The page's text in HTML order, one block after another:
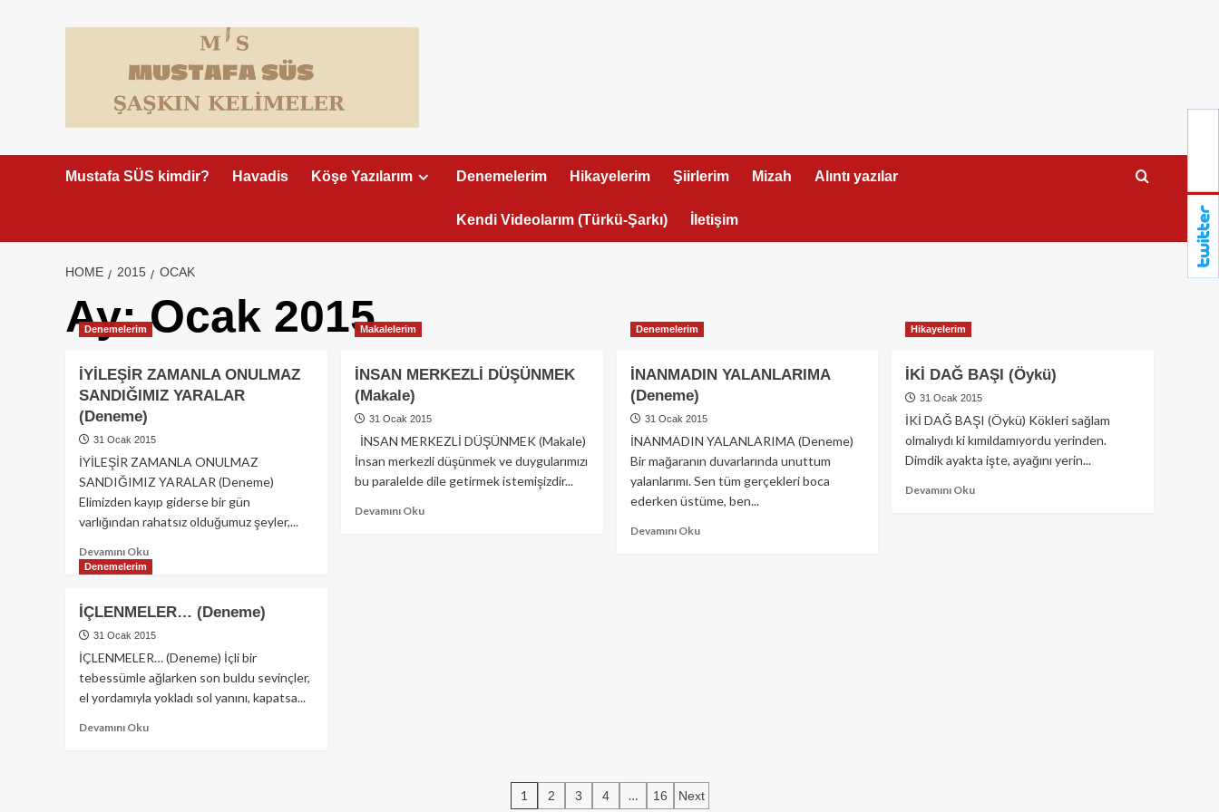
Mustafa SÜS kimdir? Havadis Köşe Yazılarım Denemelerim Hikayelerim Şiirlerim Mizah Alıntı yazılar
Kendi Videolarım (Türkü-Şarkı) İletişim
HOME 2015 OCAK
Ay:Ocak 2015
Denemelerim
İYİLEŞİR ZAMANLA ONULMAZ
SANDIĞIMIZ YARALAR
(Deneme)
31 Ocak 2015
İYİLEŞİR ZAMANLA ONULMAZ
SANDIĞIMIZ YARALAR (Deneme)
Elimizden kayıp giderse bir gün
varlığından rahatsız olduğumuz şeyler,...
Devamını OkuRead
ZAMANLA
ONULMAZ
SANDIĞIMIZ
YARALAR
(Deneme)
Makalelerim
İNSAN MERKEZLİ DÜŞÜNMEK
(Makale)
31 Ocak 2015
İNSAN MERKEZLİ DÜŞÜNMEK (Makale)
İnsan merkezli düşünmek ve duygularımızı
bu paralelde dile getirmek istemişizdir...
Devamını OkuRead
Denemelerim
İNANMADIN YALANLARIMA
(Deneme)
31 Ocak 2015
İNANMADIN YALANLARIMA (Deneme)
Bir mağaranın duvarlarında unuttum
yalanlarımı. Sen tüm gerçekleri boca
ederken üstüme, ben...
Devamını OkuRead
Hikayelerim
İKİ DAĞ BAŞI (Öykü)
31 Ocak 2015
İKİ DAĞ BAŞI (Öykü) Kökleri sağlam
olmalıydı ki kımıldamıyordu yerinden.
Dimdik ayakta işte, ayağını yerin...
Devamını OkuRead
Denemelerim
İÇLENMELER… (Deneme)
31 Ocak 2015
İÇLENMELER… (Deneme) İçli bir
tebessümle ağlarken son buldu sevinçler,
el yordamıyla yokladı sol yanını, kapatsa...
Devamını OkuRead
Yazı
1 2 3 4 … 16 Next